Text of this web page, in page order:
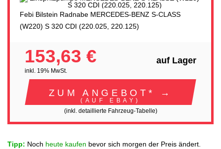
Febi Bilstein Radnabe MERCEDES-BENZ S-CLASS
(W220) S 320 CDI (220.025, 220.125)
153,63 €
inkl. 19% MwSt.
auf Lager
ZUM ANGEBOT* →
(AUF EBAY)
(inkl. detaillierte Fahrzeug-Tabelle)
Tipp: Noch heute kaufen bevor sich morgen der Preis ändert.